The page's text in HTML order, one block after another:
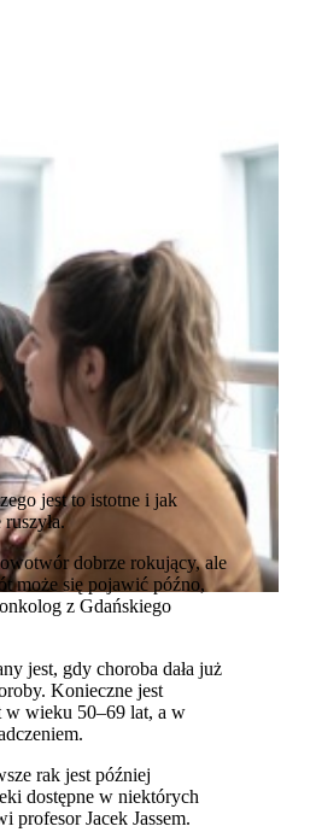
jest to istotne i jak
dobrze rokujący, ale
może się pojawić późno,
z Gdańskiego
jest, gdy choroba dała już
Konieczne jest
w wieku 50–69 lat, a w
rak jest później
dostępne w niektórych
profesor Jacek Jassem.